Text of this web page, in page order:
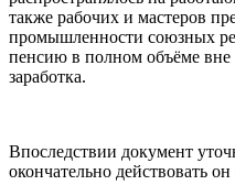
также рабочих и мастеров
промышленности союзных
пенсию в полном объёме
заработка.
Впоследствии документ
окончательно действовать